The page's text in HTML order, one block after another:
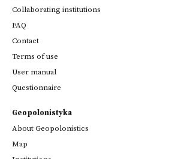
Collaborating institutions
FAQ
Contact
Terms of use
User manual
Questionnaire
Geopolonistyka
About Geopolonistics
Map